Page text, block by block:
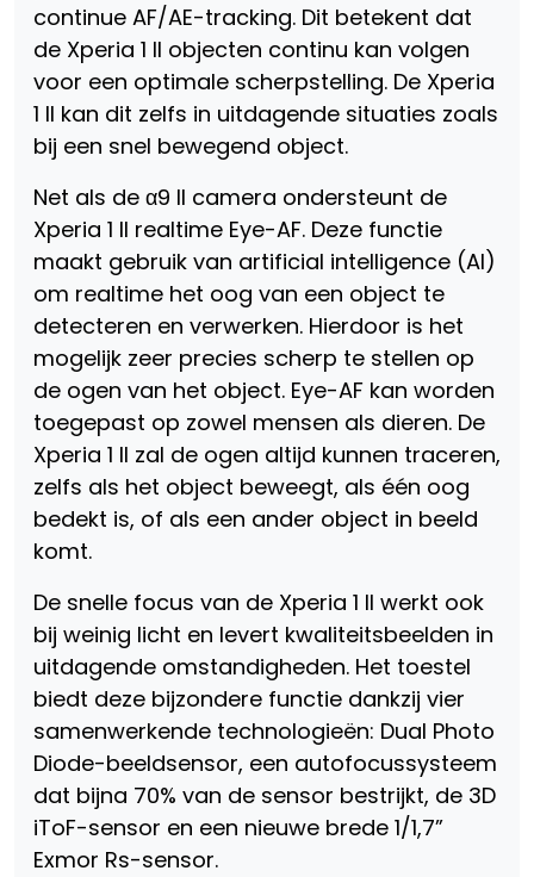
continue AF/AE-tracking. Dit betekent dat
de Xperia 1 II objecten continu kan volgen
voor een optimale scherpstelling. De Xperia
1 II kan dit zelfs in uitdagende situaties zoals
bij een snel bewegend object.
Net als de α9 II camera ondersteunt de
Xperia 1 II realtime Eye-AF. Deze functie
maakt gebruik van artificial intelligence (AI)
om realtime het oog van een object te
detecteren en verwerken. Hierdoor is het
mogelijk zeer precies scherp te stellen op
de ogen van het object. Eye-AF kan worden
toegepast op zowel mensen als dieren. De
Xperia 1 II zal de ogen altijd kunnen traceren,
zelfs als het object beweegt, als één oog
bedekt is, of als een ander object in beeld
komt.
De snelle focus van de Xperia 1 II werkt ook
bij weinig licht en levert kwaliteitsbeelden in
uitdagende omstandigheden. Het toestel
biedt deze bijzondere functie dankzij vier
samenwerkende technologieën: Dual Photo
Diode-beeldsensor, een autofocussysteem
dat bijna 70% van de sensor bestrijkt, de 3D
iToF-sensor en een nieuwe brede 1/1,7”
Exmor Rs-sensor.